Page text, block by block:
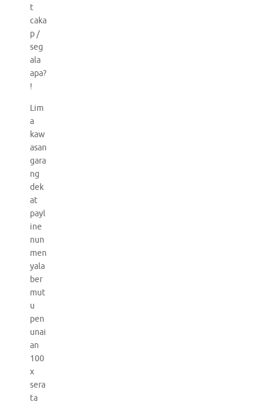
t
caka
p /
seg
ala
apa?
!
Lim
a
kaw
asan
gara
ng
dek
at
payl
ine
nun
men
yala
ber
mut
u
pen
unai
an
100
x
sera
ta